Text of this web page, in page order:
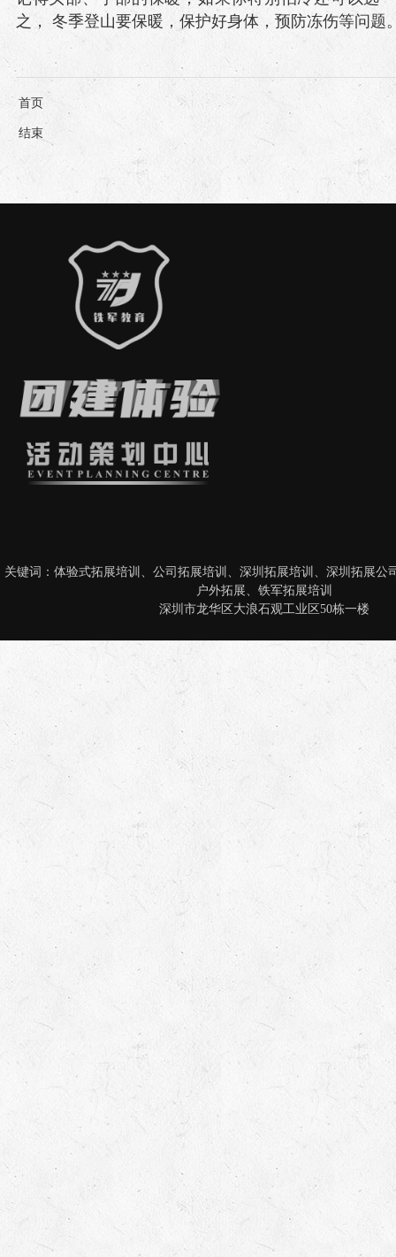
之， 冬季登山要保暖，保护好身体，预防冻伤等问题
首页
结束
关键词： 体验式拓展培训 、 公司拓展培训 、 深圳拓展培训 、 深圳拓展公
户外拓展、 铁军拓展培训
深圳市龙华区大浪石观工业区50栋一楼